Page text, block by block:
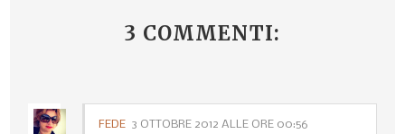
3 COMMENTI:
FEDE 3 OTTOBRE 2012 ALLE ORE 00:56